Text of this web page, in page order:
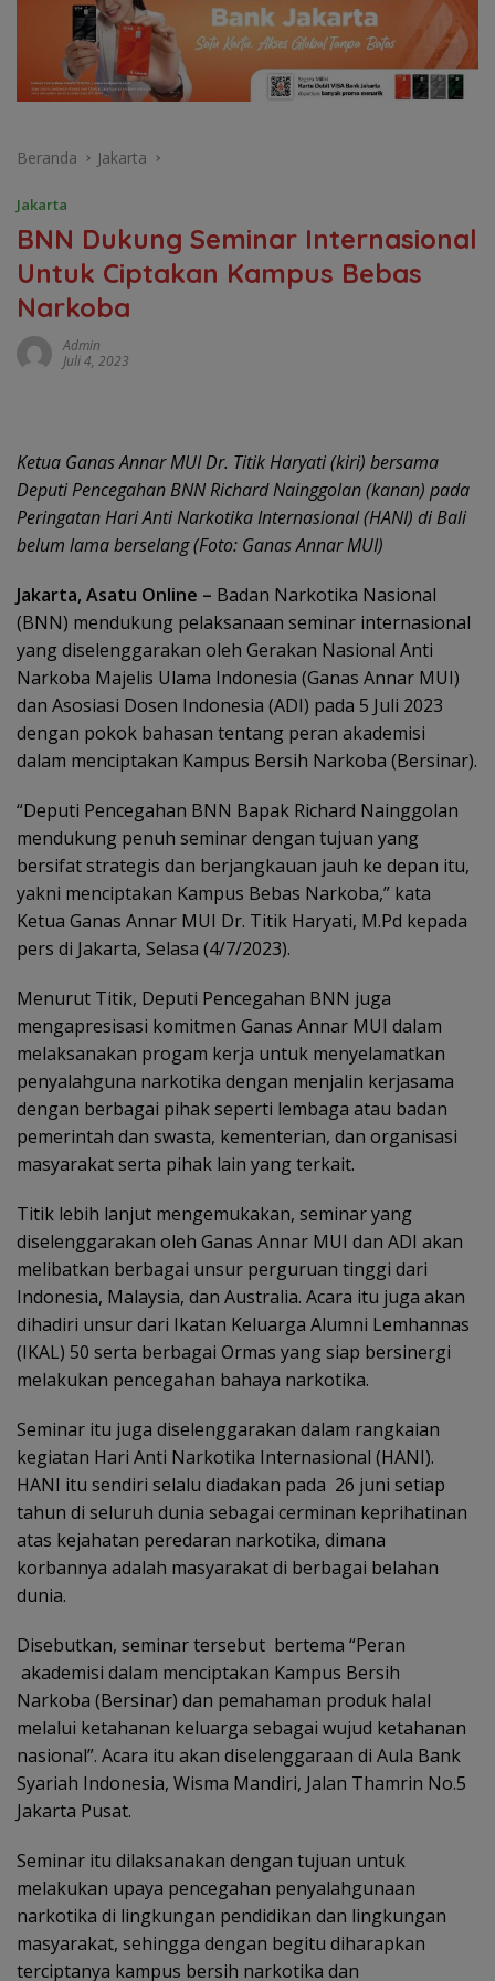
Beranda Jakarta
Jakarta
BNN Dukung Seminar Internasional
Untuk Ciptakan Kampus Bebas
Narkoba
Admin
Juli 4, 2023
Ketua Ganas Annar MUI Dr. Titik Haryati (kiri) bersama
Deputi Pencegahan BNN Richard Nainggolan (kanan) pada
Peringatan Hari Anti Narkotika Internasional (HANI) di Bali
belum lama berselang (Foto: Ganas Annar MUI)
Jakarta, Asatu Online – Badan Narkotika Nasional
(BNN) mendukung pelaksanaan seminar internasional
yang diselenggarakan oleh Gerakan Nasional Anti
Narkoba Majelis Ulama Indonesia (Ganas Annar MUI)
dan Asosiasi Dosen Indonesia (ADI) pada 5 Juli 2023
dengan pokok bahasan tentang peran akademisi
dalam menciptakan Kampus Bersih Narkoba (Bersinar).
“Deputi Pencegahan BNN Bapak Richard Nainggolan
mendukung penuh seminar dengan tujuan yang
bersifat strategis dan berjangkauan jauh ke depan itu,
yakni menciptakan Kampus Bebas Narkoba,” kata
Ketua Ganas Annar MUI Dr. Titik Haryati, M.Pd kepada
pers di Jakarta, Selasa (4/7/2023).
Menurut Titik, Deputi Pencegahan BNN juga
mengapresisasi komitmen Ganas Annar MUI dalam
melaksanakan progam kerja untuk menyelamatkan
penyalahguna narkotika dengan menjalin kerjasama
dengan berbagai pihak seperti lembaga atau badan
pemerintah dan swasta, kementerian, dan organisasi
masyarakat serta pihak lain yang terkait.
Titik lebih lanjut mengemukakan, seminar yang
diselenggarakan oleh Ganas Annar MUI dan ADI akan
melibatkan berbagai unsur perguruan tinggi dari
Indonesia, Malaysia, dan Australia. Acara itu juga akan
dihadiri unsur dari Ikatan Keluarga Alumni Lemhannas
(IKAL) 50 serta berbagai Ormas yang siap bersinergi
melakukan pencegahan bahaya narkotika.
Seminar itu juga diselenggarakan dalam rangkaian
kegiatan Hari Anti Narkotika Internasional (HANI).
HANI itu sendiri selalu diadakan pada 26 juni setiap
tahun di seluruh dunia sebagai cerminan keprihatinan
atas kejahatan peredaran narkotika, dimana
korbannya adalah masyarakat di berbagai belahan
dunia.
Disebutkan, seminar tersebut bertema “Peran
akademisi dalam menciptakan Kampus Bersih
Narkoba (Bersinar) dan pemahaman produk halal
melalui ketahanan keluarga sebagai wujud ketahanan
nasional”. Acara itu akan diselenggaraan di Aula Bank
Syariah Indonesia, Wisma Mandiri, Jalan Thamrin No.5
Jakarta Pusat.
Seminar itu dilaksanakan dengan tujuan untuk
melakukan upaya pencegahan penyalahgunaan
narkotika di lingkungan pendidikan dan lingkungan
masyarakat, sehingga dengan begitu diharapkan
terciptanya kampus bersih narkotika dan